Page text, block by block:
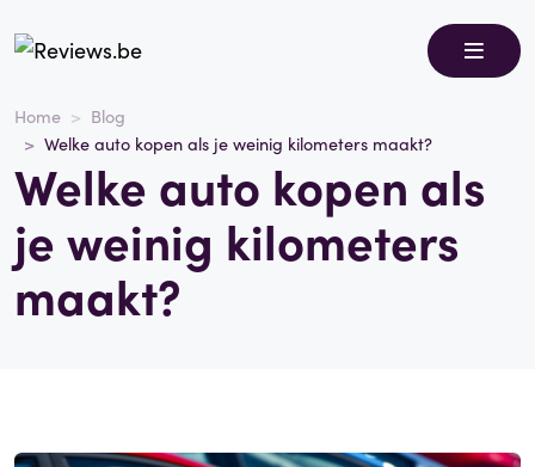
Home
Blog
Welke auto kopen als je weinig kilometers maakt?
Welke auto kopen als
je weinig kilometers
maakt?